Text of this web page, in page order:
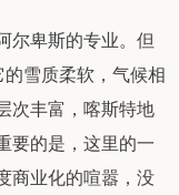
尔卑斯的专业。但
雪质柔软，气候相
次丰富，喀斯特地
要的是，这里的一
商业化的喧嚣，没